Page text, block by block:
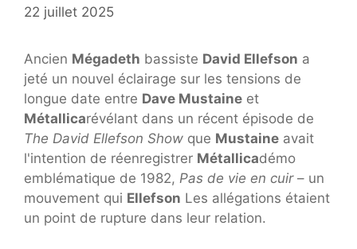
22 juillet 2025
Ancien Mégadeth bassiste David Ellefson a
jeté un nouvel éclairage sur les tensions de
longue date entre Dave Mustaine et
Métallicarévélant dans un récent épisode de
The David Ellefson Show que Mustaine avait
l'intention de réenregistrer Métallicadémo
emblématique de 1982, Pas de vie en cuir– un
mouvement qui Ellefson Les allégations étaient
un point de rupture dans leur relation.